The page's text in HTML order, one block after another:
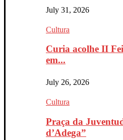
July 31, 2026
Cultura
Curia acolhe II
em...
July 26, 2026
Cultura
Praça da
d’Adega”